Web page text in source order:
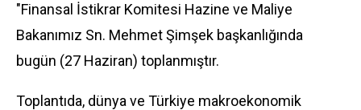
"Finansal İstikrar Komitesi Hazine ve Maliye
Bakanımız Sn. Mehmet Şimşek başkanlığında
bugün (27 Haziran) toplanmıştır.
Toplantıda, dünya ve Türkiye makroekonomik